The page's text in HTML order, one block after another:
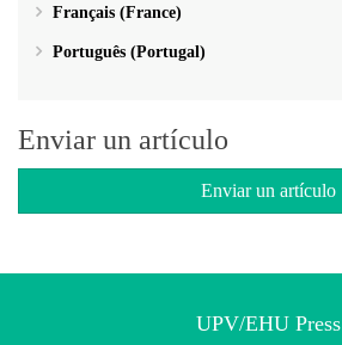
Français (France)
Português (Portugal)
Enviar un artículo
Enviar un artículo
UPV/EHU Press